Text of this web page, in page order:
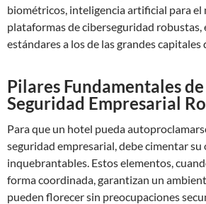
biométricos, inteligencia artificial para
plataformas de ciberseguridad robustas,
estándares a los de las grandes capitales
Pilares Fundamentales
Seguridad Empresarial
Para que un hotel pueda
seguridad empresarial, debe cimentar
inquebrantables. Estos elementos,
forma coordinada, garantizan un
pueden florecer sin preocupaciones